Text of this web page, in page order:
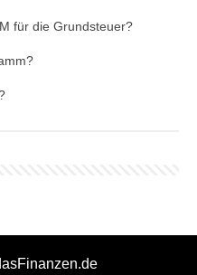
für die Grundsteuer?